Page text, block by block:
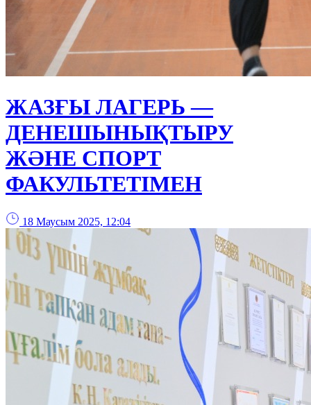
ЖАЗҒЫ ЛАГЕРЬ —
ДЕНЕШЫНЫҚТЫРУ
ЖӘНЕ СПОРТ
ФАКУЛЬТЕТІМЕН
18 Маусым 2025, 12:04